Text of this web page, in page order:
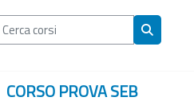
Cerca corsi
Cerca corsi
CORSO PROVA SEB